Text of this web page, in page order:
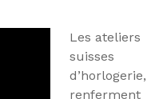
Les ateliers
suisses
d’horlogerie,
renferment